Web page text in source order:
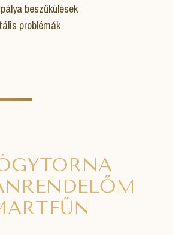
beszűkülések
problémák